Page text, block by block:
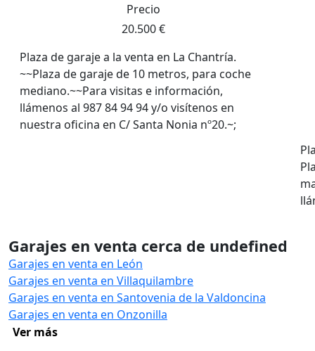
Precio
20.500 €
Plaza de garaje a la venta en La Chantría.
~~Plaza de garaje de 10 metros, para coche
mediano.~~Para visitas e información,
llámenos al 987 84 94 94 y/o visítenos en
nuestra oficina en C/ Santa Nonia nº20.~;
Garajes en venta cerca de undefined
Garajes en venta en León
Garajes en venta en Villaquilambre
Garajes en venta en Santovenia de la Valdoncina
Garajes en venta en Onzonilla
Ver más